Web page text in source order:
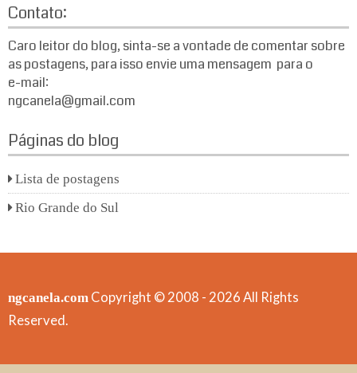
Contato:
Caro leitor do blog, sinta-se a vontade de comentar sobre
as postagens, para isso envie uma mensagem para o
e-mail:
ngcanela@gmail.com
Páginas do blog
Lista de postagens
Rio Grande do Sul
ngcanela.com Copyright © 2008 - 2026 All Rights
Reserved.